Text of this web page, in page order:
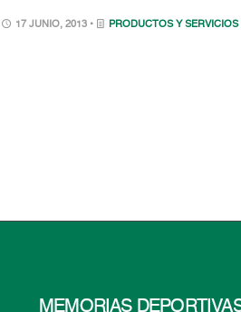
17 JUNIO, 2013 • PRODUCTOS Y SERVICIOS
MEMORIAS